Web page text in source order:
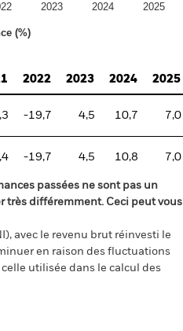
(%)
2023 2024 2025
2022 2023 2024 2025
-19,7 4,5 10,7 7,0
-19,7 4,5 10,8 7,0
passées ne sont pas un
très différemment. Ceci peut vous
avec le revenu brut réinvesti le
en raison des fluctuations
utilisée dans le calcul des